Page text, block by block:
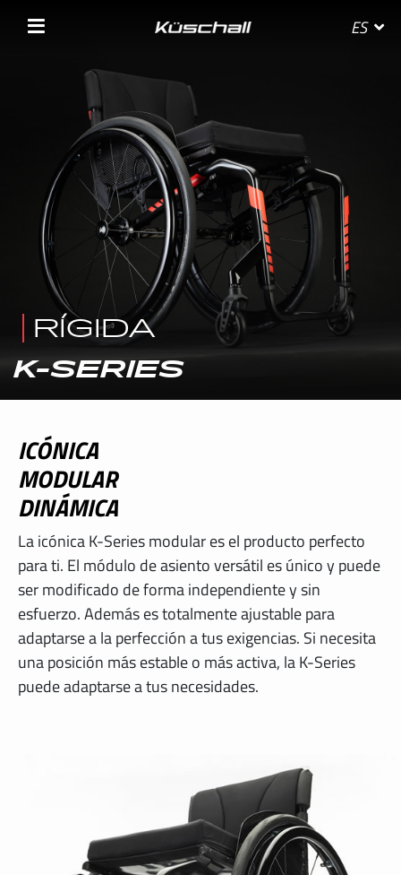
ES
RÍGIDA
K-SERIES
ICÓNICA
MODULAR
DINÁMICA
La icónica K-Series modular es el producto perfecto
para ti. El módulo de asiento versátil es único y puede
ser modificado de forma independiente y sin
esfuerzo. Además es totalmente ajustable para
adaptarse a la perfección a tus exigencias. Si necesita
una posición más estable o más activa, la K-Series
puede adaptarse a tus necesidades.
SELECIONA TU PAÍS
BELGIE
BELGIQUE
DANMARK
DEUTSCHLAND
FRANCE
INTERNATIONAL
IRELAND
ITALY
NEDERLAND
NORWAY
PORTUGAL
SVIZZERA